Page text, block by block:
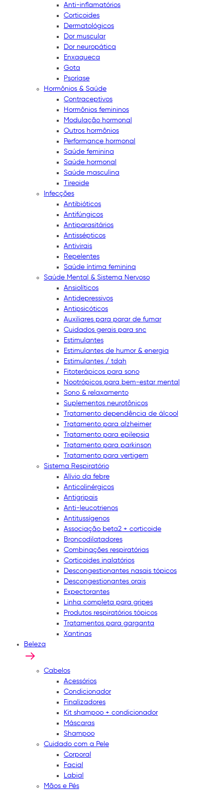
Anti-inflamatórios
Corticoides
Dermatológicos
Dor muscular
Dor neuropática
Enxaqueca
Gota
Psoríase
Hormônios & Saúde
Contraceptivos
Hormônios femininos
Modulação hormonal
Outros hormônios
Performance hormonal
Saúde feminina
Saúde hormonal
Saúde masculina
Tireoide
Infecções
Antibióticos
Antifúngicos
Antiparasitários
Antissépticos
Antivirais
Repelentes
Saúde íntima feminina
Saúde Mental & Sistema Nervoso
Ansiolíticos
Antidepressivos
Antipsicóticos
Auxiliares para parar de fumar
Cuidados gerais para snc
Estimulantes
Estimulantes de humor & energia
Estimulantes / tdah
Fitoterápicos para sono
Nootrópicos para bem-estar mental
Sono & relaxamento
Suplementos neurotônicos
Tratamento dependência de álcool
Tratamento para alzheimer
Tratamento para epilepsia
Tratamento para parkinson
Tratamento para vertigem
Sistema Respiratório
Alívio da febre
Anticolinérgicos
Antigripais
Anti-leucotrienos
Antitussígenos
Associação beta2 + corticoide
Broncodilatadores
Combinações respiratórias
Corticoides inalatórios
Descongestionantes nasais tópicos
Descongestionantes orais
Expectorantes
Linha completa para gripes
Produtos respiratórios tópicos
Tratamentos para garganta
Xantinas
Beleza
Cabelos
Acessórios
Condicionador
Finalizadores
Kit shampoo + condicionador
Máscaras
Shampoo
Cuidado com a Pele
Corporal
Facial
Labial
Mãos e Pés